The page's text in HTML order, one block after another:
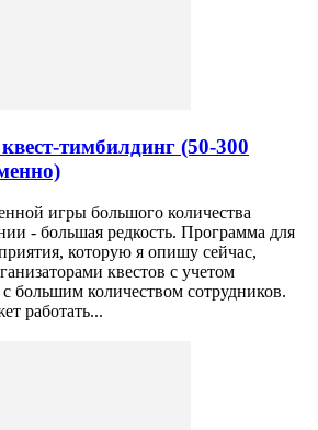
тимбилдинг (50-300
игры большого количества
- большая редкость. Программа для
которую я опишу сейчас,
квестов с учетом
большим количеством сотрудников.
работать...